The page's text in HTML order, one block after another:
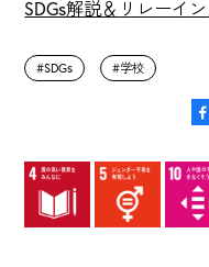
SDGs解説＆リレーイ
SDGs 学校